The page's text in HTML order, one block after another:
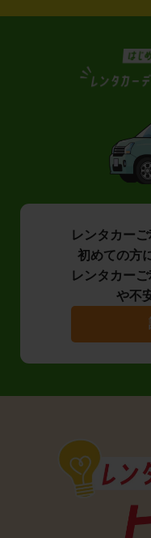
レンタカー
初めての方
レンタカー
や不